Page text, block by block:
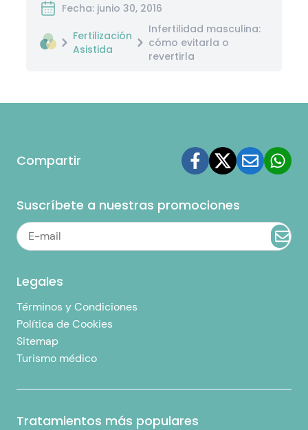
Fecha: junio 30, 2016
Fertilización
Asistida
Infertilidad masculina:
cómo evitarla o
revertirla
Compartir
Suscríbete a nuestras promociones
Legales
Términos y Condiciones
Política de Cookies
Sitemap
Turismo médico
Tratamientos más populares